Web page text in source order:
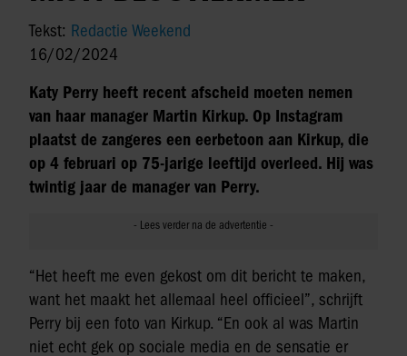
Tekst: Redactie Weekend
16/02/2024
Katy Perry heeft recent afscheid moeten nemen
van haar manager Martin Kirkup. Op Instagram
plaatst de zangeres een eerbetoon aan Kirkup, die
op 4 februari op 75-jarige leeftijd overleed. Hij was
twintig jaar de manager van Perry.
“Het heeft me even gekost om dit bericht te maken,
want het maakt het allemaal heel officieel”, schrijft
Perry bij een foto van Kirkup. “En ook al was Martin
niet echt gek op sociale media en de sensatie er